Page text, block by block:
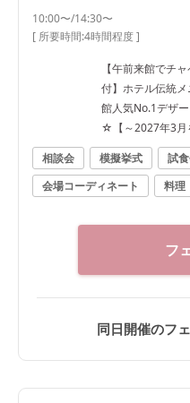
10:00〜/14:30〜
[ 所要時間:4時間程度]
【午前来館でチ
付】ホテル伝統
館人気No.1デザ
☆【～2027年3月
相談会
模擬挙式 試
会場コーディネート
料理
フ
同日開催のフ